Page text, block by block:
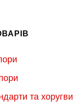
та хоругви